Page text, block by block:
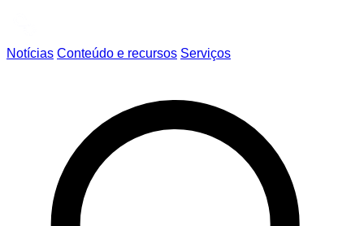
Notícias Conteúdo e recursos Serviços